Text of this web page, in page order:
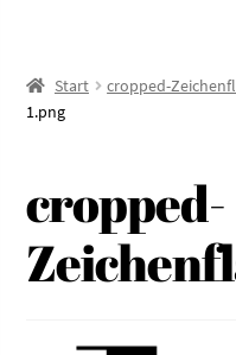
Start cropped-
1.png
cropped-